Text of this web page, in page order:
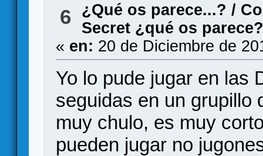
6 ¿Qué os parece...? /
Secret ¿qué os parece?
« en: 20 de Diciembre de
Yo lo pude jugar en las
seguidas en un grupillo
muy chulo, es muy
pueden jugar no